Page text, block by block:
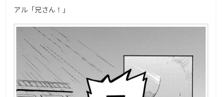
アル「兄さん！」